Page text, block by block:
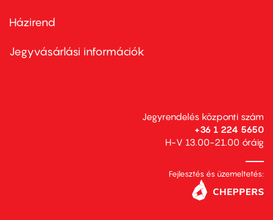
Footer
second
Házirend
Jegyvásárlási információk
Jegyrendelés központi szám
+36 1 224 5650
H-V 13.00-21.00 óráig
Fejlesztés és üzemeltetés: